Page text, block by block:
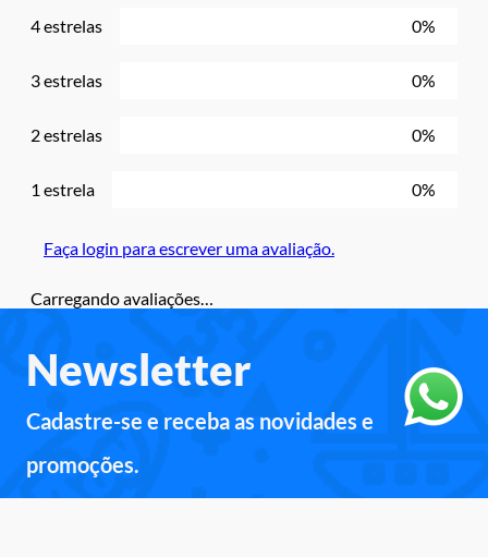
4 estrelas 0%
3 estrelas 0%
2 estrelas 0%
1 estrela 0%
Faça login para escrever uma avaliação.
Carregando avaliações…
Newsletter
Cadastre-se e receba as novidades e
promoções.